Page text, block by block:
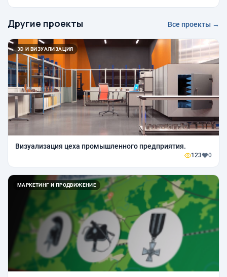
Другие проекты Все проекты →
3D И ВИЗУАЛИЗАЦИЯ
Визуализация цеха промышленного предприятия.
123 0
МАРКЕТИНГ И ПРОДВИЖЕНИЕ